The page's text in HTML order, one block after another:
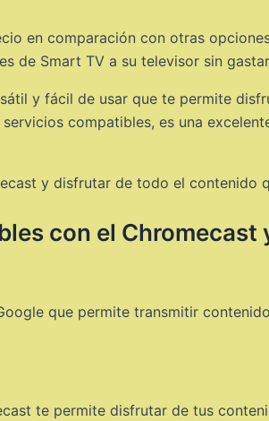
en comparación con otras
de Smart TV a su televisor sin
y fácil de usar que te permite
compatibles, es una
y disfrutar de todo el contenido
con el
que permite transmitir
te permite disfrutar de tus